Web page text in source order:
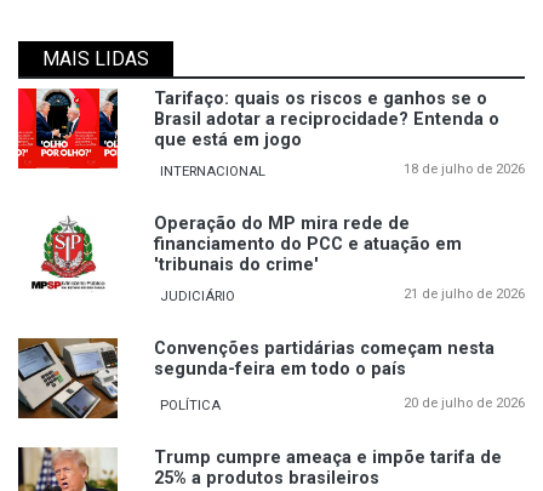
MAIS LIDAS
Tarifaço: quais os riscos e ganhos se o
Brasil adotar a reciprocidade? Entenda o
que está em jogo
INTERNACIONAL 18 de julho de 2026
Operação do MP mira rede de
financiamento do PCC e atuação em
'tribunais do crime'
JUDICIÁRIO 21 de julho de 2026
Convenções partidárias começam nesta
segunda-feira em todo o país
POLÍTICA 20 de julho de 2026
Trump cumpre ameaça e impõe tarifa de
25% a produtos brasileiros